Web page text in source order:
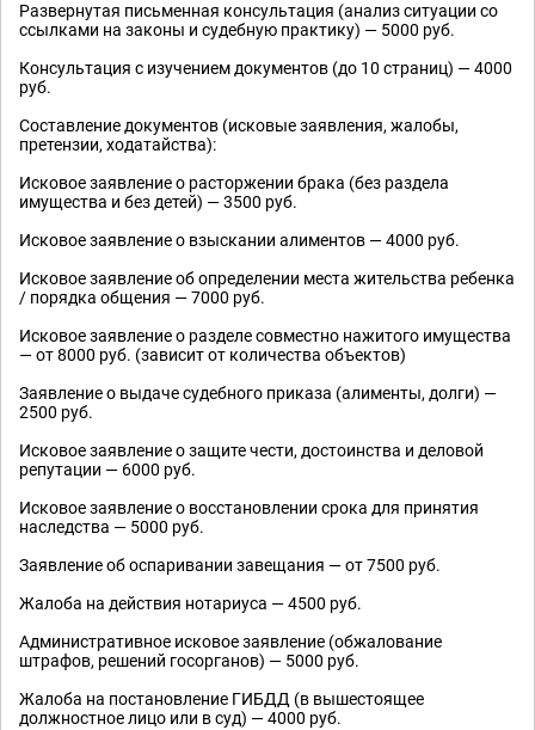
Развернутая письменная консультация (анализ ситуации со
ссылками на законы и судебную практику) — 5000 руб.
Консультация с изучением документов (до 10 страниц) — 4000
руб.
Составление документов (исковые заявления, жалобы,
претензии, ходатайства):
Исковое заявление о расторжении брака (без раздела
имущества и без детей) — 3500 руб.
Исковое заявление о взыскании алиментов — 4000 руб.
Исковое заявление об определении места жительства ребенка
/ порядка общения — 7000 руб.
Исковое заявление о разделе совместно нажитого имущества
— от 8000 руб. (зависит от количества объектов)
Заявление о выдаче судебного приказа (алименты, долги) —
2500 руб.
Исковое заявление о защите чести, достоинства и деловой
репутации — 6000 руб.
Исковое заявление о восстановлении срока для принятия
наследства — 5000 руб.
Заявление об оспаривании завещания — от 7500 руб.
Жалоба на действия нотариуса — 4500 руб.
Административное исковое заявление (обжалование
штрафов, решений госорганов) — 5000 руб.
Жалоба на постановление ГИБДД (в вышестоящее
должностное лицо или в суд) — 4000 руб.